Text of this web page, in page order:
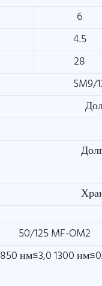
6
4.5
28
SM9/
50/125 MF-OM2
850 нм≤3,0 1300